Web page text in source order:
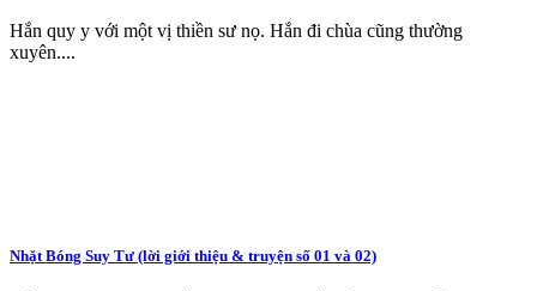
Hắn quy y với một vị thiền sư nọ. Hắn đi chùa cũng thường
xuyên....
Nhặt Bóng Suy Tư (lời giới thiệu & truyện số 01 và 02)